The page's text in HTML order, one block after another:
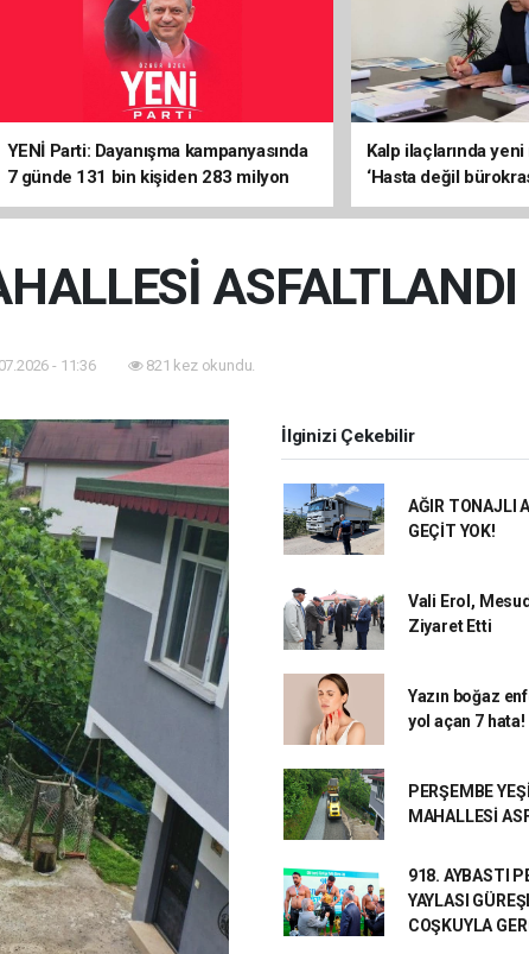
YENİ Parti: Dayanışma kampanyasında
7 günde 131 bin kişiden 283 milyon
liralık destek
Kalp ilaçlarında
‘Hasta değil
tepkisi
ASFALTLANDI
- 11:36 821 kez okundu.
İlginizi Çekebilir
AĞIR TONAJLI
GEÇİT YOK!
Vali Erol,
Ziyaret Etti
Yazın boğaz
yol açan 7 hata!
PERŞEMBE
MAHALLESİ
918. AYBASTI
YAYLASI
COŞKUYLA